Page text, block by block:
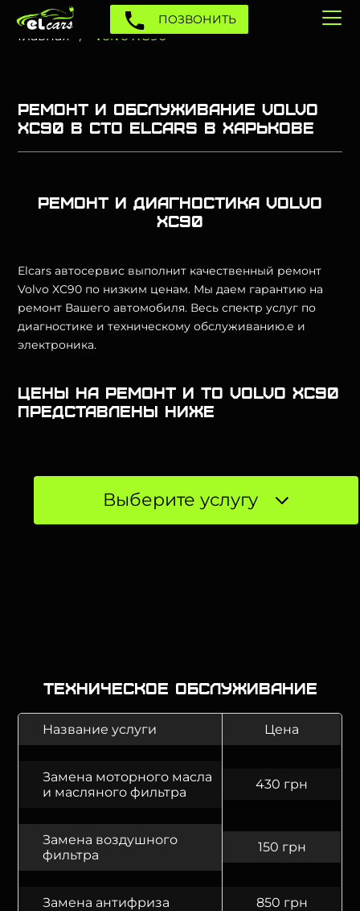
ПОЗВОНИТЬ
Главная Volvo XC90
Ремонт и обслуживание Volvo
XC90 в СТО Elcars в Харькове
Ремонт и диагностика Volvo
XC90
Elcars автосервис выполнит качественный ремонт
Volvo XC90 по низким ценам. Мы даем гарантию на
ремонт Вашего автомобиля. Весь спектр услуг по
диагностике и техническому обслуживанию.е и
электроника.
Цены на ремонт и ТО Volvo XC90
представлены ниже
Выберите услугу
Техническое обслуживание
Название услуги Цена
Замена моторного масла
и масляного фильтра
430 грн
Замена воздушного
фильтра
150 грн
Замена антифриза 850 грн